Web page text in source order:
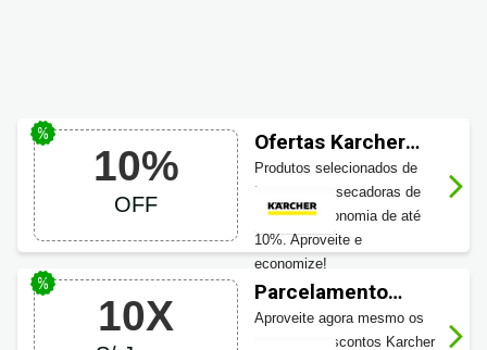
10%
OFF
Ofertas Karcher
em Lavadoras de
piso até 10% OFF
Produtos selecionados de
Lavadoras e secadoras de
piso com economia de até
10%. Aproveite e
economize!
10X
Parcelamento
Karcher: até 10X
Sem Juros
Aproveite agora mesmo os
melhores descontos Karcher